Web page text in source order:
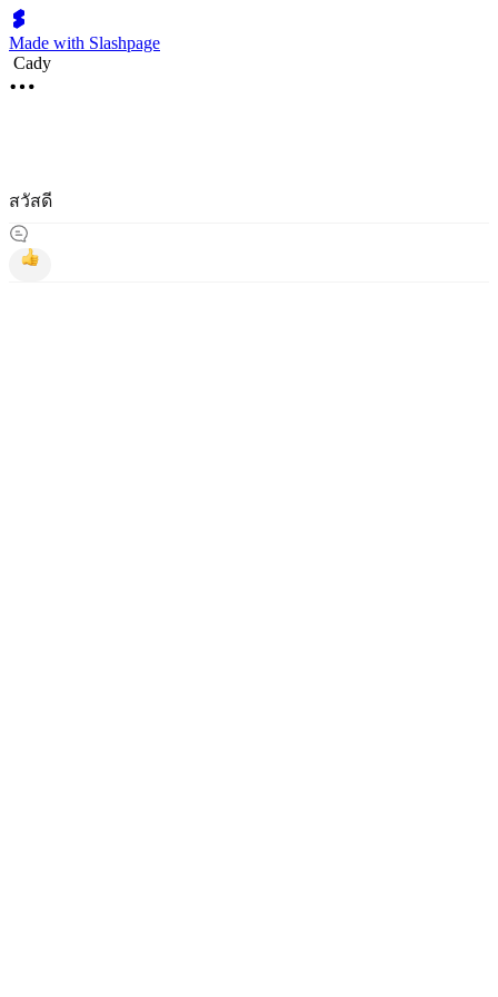
Made with Slashpage
Cady
สวัสดี